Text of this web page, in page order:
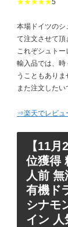
本場ドイツのシ
て注文させて頂
これぞシュトー
輸入品では、時
うこともありま
また注文したい
⇒楽天でレビュ
【11
位獲得
人前
有機ド
シナモ
イン 人